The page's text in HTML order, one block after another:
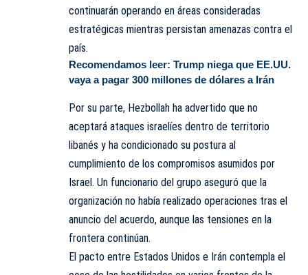
continuarán operando en áreas consideradas
estratégicas mientras persistan amenazas contra el
país.
Recomendamos leer: Trump niega que EE.UU.
vaya a pagar 300 millones de dólares a Irán
Por su parte, Hezbollah ha advertido que no
aceptará ataques israelíes dentro de territorio
libanés y ha condicionado su postura al
cumplimiento de los compromisos asumidos por
Israel. Un funcionario del grupo aseguró que la
organización no había realizado operaciones tras el
anuncio del acuerdo, aunque las tensiones en la
frontera continúan.
El pacto entre Estados Unidos e Irán contempla el